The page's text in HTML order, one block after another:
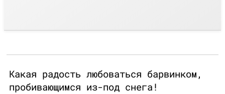
Какая радость любоваться барвинком,
пробивающимся из-под снега!